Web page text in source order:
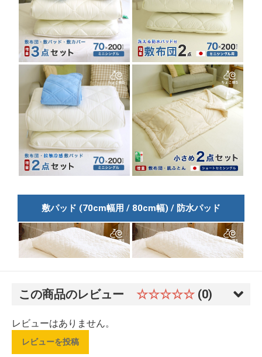
この商品のレビュー ☆☆☆☆☆ (0)
レビューはありません。
レビューを投稿